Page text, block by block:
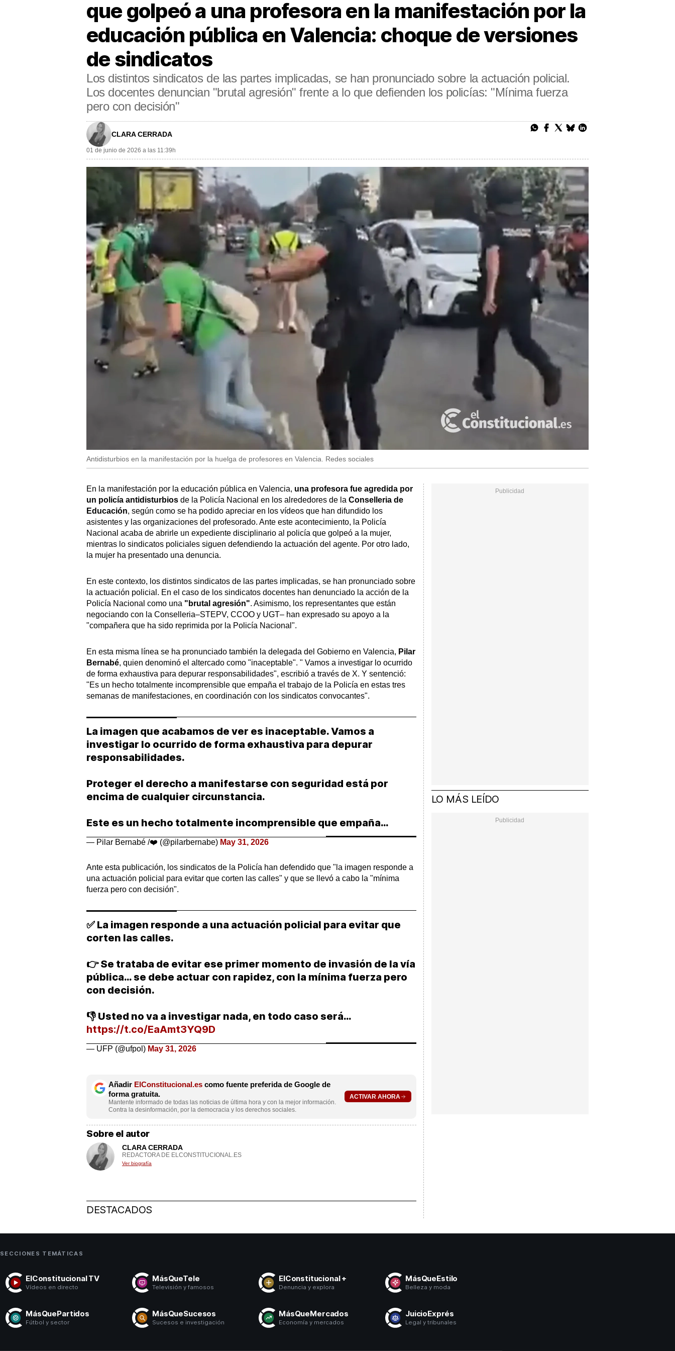
que golpeó a una profesora en la manifestación por la
educación pública en Valencia: choque de versiones
de sindicatos
Los distintos sindicatos de las partes implicadas, se han pronunciado sobre la actuación policial.
Los docentes denuncian "brutal agresión" frente a lo que defienden los policías: "Mínima fuerza
pero con decisión"
CLARA CERRADA
01 de junio de 2026 a las 11:39h
Antidisturbios en la manifestación por la huelga de profesores en Valencia. Redes sociales
En la manifestación por la educación pública en Valencia, una profesora fue agredida por
un policía antidisturbios de la Policía Nacional en los alrededores de la Conselleria de
Educación, según como se ha podido apreciar en los vídeos que han difundido los
asistentes y las organizaciones del profesorado. Ante este acontecimiento, la Policía
Nacional acaba de abrirle un expediente disciplinario al policía que golpeó a la mujer,
mientras lo sindicatos policiales siguen defendiendo la actuación del agente. Por otro lado,
la mujer ha presentado una denuncia.
En este contexto, los distintos sindicatos de las partes implicadas, se han pronunciado sobre
la actuación policial. En el caso de los sindicatos docentes han denunciado la acción de la
Policía Nacional como una "brutal agresión". Asimismo, los representantes que están
negociando con la Conselleria–STEPV, CCOO y UGT– han expresado su apoyo a la
"compañera que ha sido reprimida por la Policía Nacional".
En esta misma línea se ha pronunciado también la delegada del Gobierno en Valencia, Pilar
Bernabé, quien denominó el altercado como "inaceptable". " Vamos a investigar lo ocurrido
de forma exhaustiva para depurar responsabilidades", escribió a través de X. Y sentenció:
"Es un hecho totalmente incomprensible que empaña el trabajo de la Policía en estas tres
semanas de manifestaciones, en coordinación con los sindicatos convocantes".
La imagen que acabamos de ver es inaceptable. Vamos a
investigar lo ocurrido de forma exhaustiva para depurar
responsabilidades.
Proteger el derecho a manifestarse con seguridad está por
encima de cualquier circunstancia.
Este es un hecho totalmente incomprensible que empaña…
— Pilar Bernabé /❤️ (@pilarbernabe) May 31, 2026
Ante esta publicación, los sindicatos de la Policía han defendido que "la imagen responde a
una actuación policial para evitar que corten las calles" y que se llevó a cabo la "mínima
fuerza pero con decisión".
✅ La imagen responde a una actuación policial para evitar que
corten las calles.
👉 Se trataba de evitar ese primer momento de invasión de la vía
pública… se debe actuar con rapidez, con la mínima fuerza pero
con decisión.
👎 Usted no va a investigar nada, en todo caso será…
https://t.co/EaAmt3YQ9D
— UFP (@ufpol) May 31, 2026
Añadir ElConstitucional.es como fuente preferida de Google de
forma gratuita.
Mantente informado de todas las noticias de última hora y con la mejor información.
Contra la desinformación, por la democracia y los derechos sociales.
ACTIVAR AHORA
Sobre el autor
CLARA CERRADA
REDACTORA DE ELCONSTITUCIONAL.ES
Ver biografía
DESTACADOS
LO MÁS LEÍDO
SECCIONES TEMÁTICAS
ElConstitucional TV
Vídeos en directo
MásQueTele
Televisión y famosos
ElConstitucional +
Denuncia y explora
MásQueEstilo
Belleza y moda
MásQuePartidos
Fútbol y sector
MásQueSucesos
Sucesos e investigación
MásQueMercados
Economía y mercados
JuicioExprés
Legal y tribunales